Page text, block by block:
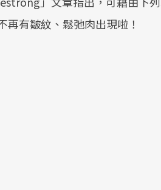
再有皺紋、鬆弛肉出現啦！